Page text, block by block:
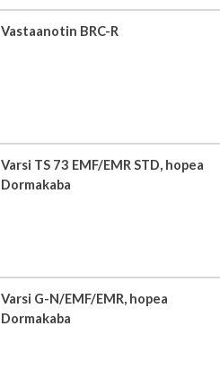
Vastaanotin BRC-R
Varsi TS 73 EMF/EMR STD, hopea
Dormakaba
Varsi G-N/EMF/EMR, hopea
Dormakaba